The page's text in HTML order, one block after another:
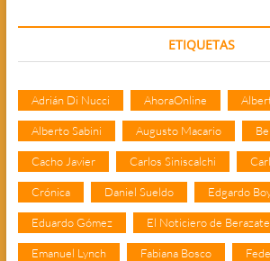
ETIQUETAS
Adrián Di Nucci AhoraOnline
Alberto Sabini Augusto Macario
Cacho Javier Carlos Siniscalchi
Crónica Daniel Sueldo Edgardo
Eduardo Gómez El Noticiero de
Emanuel Lynch Fabiana Bosco